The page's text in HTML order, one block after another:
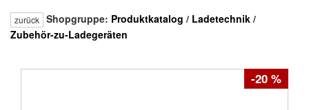
zurück Shopgruppe: Produktkatalog / Ladetechnik /
Zubehör-zu-Ladegeräten
-20 %